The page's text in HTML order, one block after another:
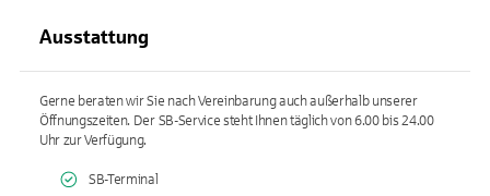
Ausstattung
Gerne beraten wir Sie nach Vereinbarung auch außerhalb unserer
Öffnungszeiten. Der SB-Service steht Ihnen täglich von 6.00 bis 24.00
Uhr zur Verfügung.
SB-Terminal